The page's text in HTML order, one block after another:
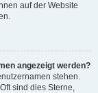
auf der Website
angezeigt werden?
stehen.
sind dies Sterne,